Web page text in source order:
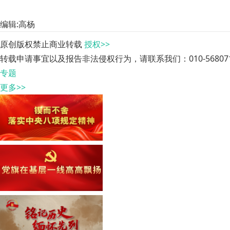
编辑:高杨
原创版权禁止商业转载 授权>>
转载申请事宜以及报告非法侵权行为，请联系我们：010-
专题
更多>>